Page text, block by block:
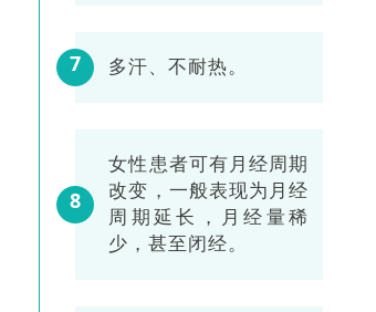
7 多汗、不耐热。
8
女性患者可有月经周期
改变，一般表现为月经
周期延长，月经量稀
少，甚至闭经。